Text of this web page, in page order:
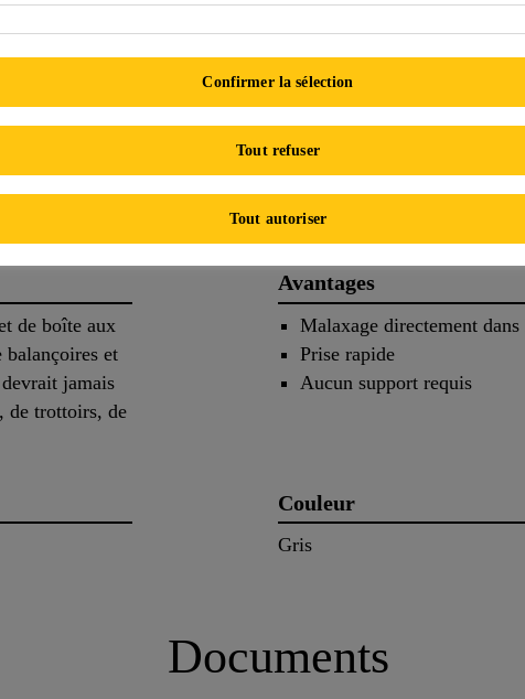
FICHE DE DONNÉES DE
Vidéo pratique Calculateur
de boîte aux
balançoires et
jamais
de trottoirs, de
Avantages
Malaxage directement
Prise rapide
Aucun support requis
Couleur
Gris
Documents
Confirmer la sélection
Tout refuser
Tout autoriser